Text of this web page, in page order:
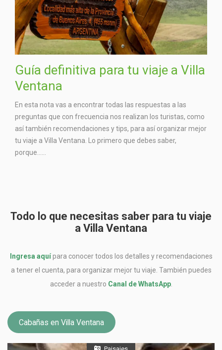
Guía definitiva para tu viaje a Villa
Ventana
En esta nota vas a encontrar todas las respuestas a las
preguntas que con frecuencia nos realizan los turistas, como
así también recomendaciones y tips, para así organizar mejor
tu viaje a Villa Ventana. Lo primero que debes saber,
porque…...
Todo lo que necesitas saber para tu viaje
a Villa Ventana
Ingresa aquípara conocer todos los detalles y recomendaciones
a tener el cuenta, para organizar mejor tu viaje. También puedes
acceder a nuestro Canal de WhatsApp.
Cabañas en Villa Ventana